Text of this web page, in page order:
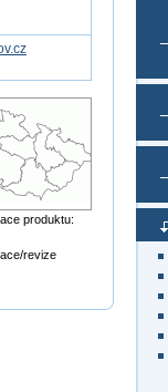
produktu:
revize